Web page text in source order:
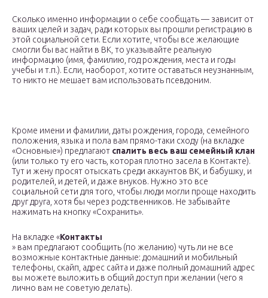
Сколько именно информации о себе сообщать — зависит от
ваших целей и задач, ради которых вы прошли регистрацию в
этой социальной сети. Если хотите, чтобы все желающие
смогли бы вас найти в ВК, то указывайте реальную
информацию (имя, фамилию, год рождения, места и годы
учебы и т.п.). Если, наоборот, хотите оставаться неузнанным,
то никто не мешает вам использовать псевдоним.
Кроме имени и фамилии, даты рождения, города, семейного
положения, языка и пола вам прямо-таки сходу (на вкладке
«Основные») предлагают спалить весь ваш семейный клан
(или только ту его часть, которая плотно засела в Контакте).
Тут и жену просят отыскать среди аккаунтов ВК, и бабушку, и
родителей, и детей, и даже внуков. Нужно это все
социальной сети для того, чтобы люди могли проще находить
друг друга, хотя бы через родственников. Не забывайте
нажимать на кнопку «Сохранить».
На вкладке «Контакты
» вам предлагают сообщить (по желанию) чуть ли не все
возможные контактные данные: домашний и мобильный
телефоны, скайп, адрес сайта и даже полный домашний адрес
вы можете выложить в общий доступ при желании (чего я
лично вам не советую делать).